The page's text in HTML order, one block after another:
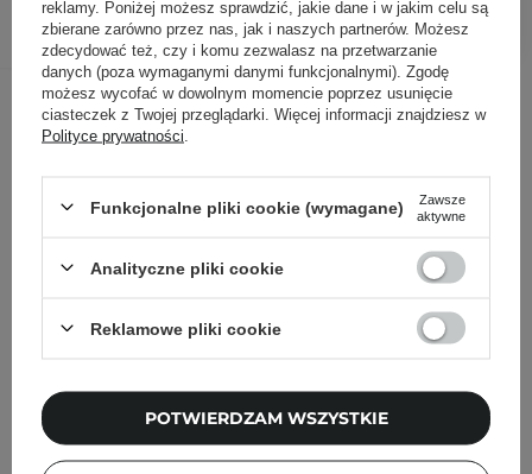
DODAJ DO KOSZYKA
Inni klienci sprawdzali również
reklamy. Poniżej możesz sprawdzić, jakie dane i w jakim celu są
zbierane zarówno przez nas, jak i naszych partnerów. Możesz
zdecydować też, czy i komu zezwalasz na przetwarzanie
danych (poza wymaganymi danymi funkcjonalnymi). Zgodę
możesz wycofać w dowolnym momencie poprzez usunięcie
ciasteczek z Twojej przeglądarki. Więcej informacji znajdziesz w
Polityce prywatności
Funkcjonalne pliki cookie (wymagane)
Zawsze
aktywne
Analityczne pliki cookie
Reklamowe pliki cookie
POTWIERDZAM WSZYSTKIE